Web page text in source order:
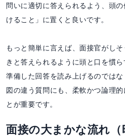
問いに適切に答えられるよう、頭
けること」に置くと良いです。
もっと簡単に言えば、面接官がし
きと答えられるように頭と口を慣
準備した回答を読み上げるのでは
図の違う質問にも、柔軟かつ論理
とが重要です。
面接の大まかな流れ